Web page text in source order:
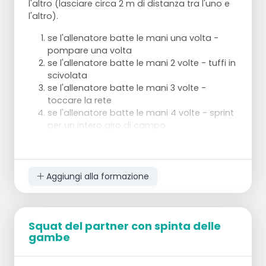
l'altro (lasciare circa 2 m di distanza tra l'uno e
l'altro).
se l'allenatore batte le mani una volta -
pompare una volta
se l'allenatore batte le mani 2 volte - tuffi in
scivolata
se l'allenatore batte le mani 3 volte -
toccare la rete
se l'allenatore batte le mani 4 volte - sprint
per un intero giro di campo
Aggiungi alla formazione
Squat del partner con spinta delle
gambe